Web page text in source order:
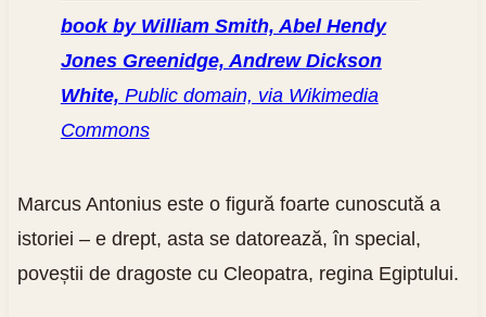
book by William Smith, Abel Hendy
Jones Greenidge, Andrew Dickson
White, Public domain, via Wikimedia
Commons
Marcus Antonius este o figură foarte cunoscută a
istoriei – e drept, asta se datorează, în special,
poveștii de dragoste cu Cleopatra, regina Egiptului.